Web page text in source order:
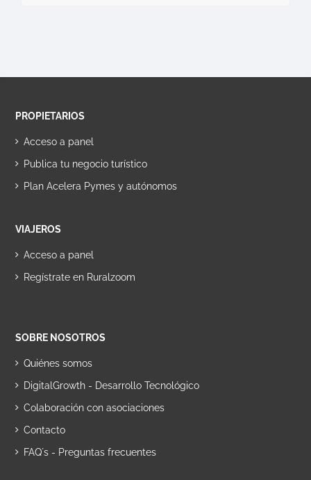
PROPIETARIOS
Acceso a panel
Publica tu negocio turístico
Plan Acelera Pymes y autónomos
VIAJEROS
Acceso a panel
Regístrate en Ruralzoom
SOBRE NOSOTROS
Quiénes somos
DigitalGrowth - Desarrollo Tecnológico
Colaboración con asociaciones
Contacto
FAQ´s - Preguntas frecuentes